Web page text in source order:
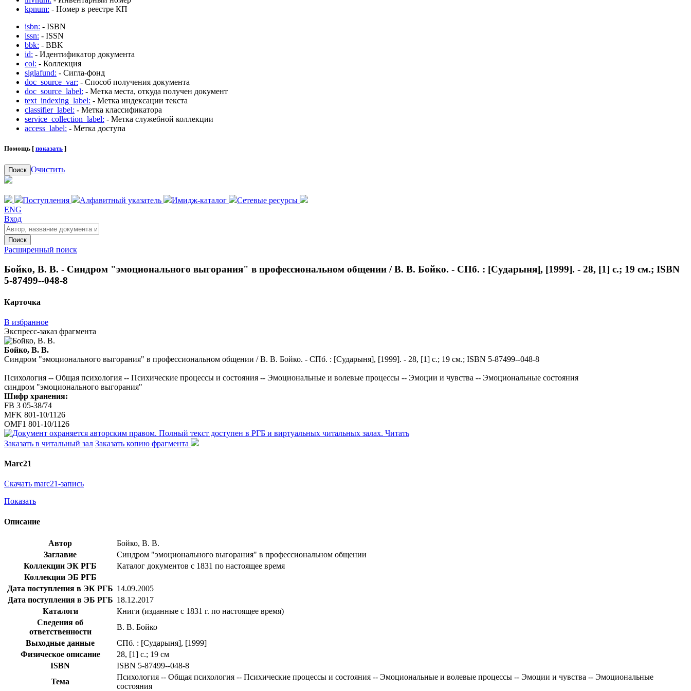
kpnum: - Номер в реестре КП
isbn: - ISBN
issn: - ISSN
bbk: - BBK
id: - Идентификатор документа
col: - Коллекция
siglafund: - Сигла-фонд
doc_source_var: - Способ получения документа
doc_source_label: - Метка места, откуда получен документ
text_indexing_label: - Метка индексации текста
classifier_label: - Метка классификатора
service_collection_label: - Метка служебной коллекции
access_label: - Метка доступа
Помощь [ показать ]
Поиск Очистить
Поступления Алфавитный указатель Имидж-каталог
Сетевые ресурсы
ENG
Вход
Поиск
Расширенный поиск
Бойко, В. В. - Синдром "эмоционального выгорания" в профессиональном общении / В. В. Бойко. - СПб. : [Сударыня], [1999]. - 28, [1] с.; 19 см.; ISBN
5-87499--048-8
Карточка
В избранное
Экспресс-заказ фрагмента
Бойко, В. В.
Синдром "эмоционального выгорания" в профессиональном общении / В. В. Бойко. - СПб. : [Сударыня], [1999]. - 28, [1] с.; 19 см.; ISBN 5-87499--048-8
Психология -- Общая психология -- Психические процессы и состояния -- Эмоциональные и волевые процессы -- Эмоции и чувства -- Эмоциональные состояния
синдром "эмоционального выгорания"
Шифр хранения:
FB 3 05-38/74
MFK 801-10/1126
OMF1 801-10/1126
Читать
Заказать в читальный зал Заказать копию фрагмента
Marc21
Скачать marc21-запись
Показать
Описание
Автор
Бойко, В. В.
Заглавие
Синдром "эмоционального выгорания" в профессиональном общении
Коллекции ЭК РГБ
Каталог документов с 1831 по настоящее время
Коллекции ЭБ РГБ
Дата поступления в ЭК РГБ 14.09.2005
Дата поступления в ЭБ РГБ 18.12.2017
Каталоги
Книги (изданные с 1831 г. по настоящее время)
Сведения об
ответственности
В. В. Бойко
Выходные данные
СПб. : [Сударыня], [1999]
Физическое описание
28, [1] с.; 19 см
ISBN
ISBN 5-87499--048-8
Тема
Психология -- Общая психология -- Психические процессы и состояния -- Эмоциональные и волевые процессы -- Эмоции и чувства -- Эмоциональные
состояния